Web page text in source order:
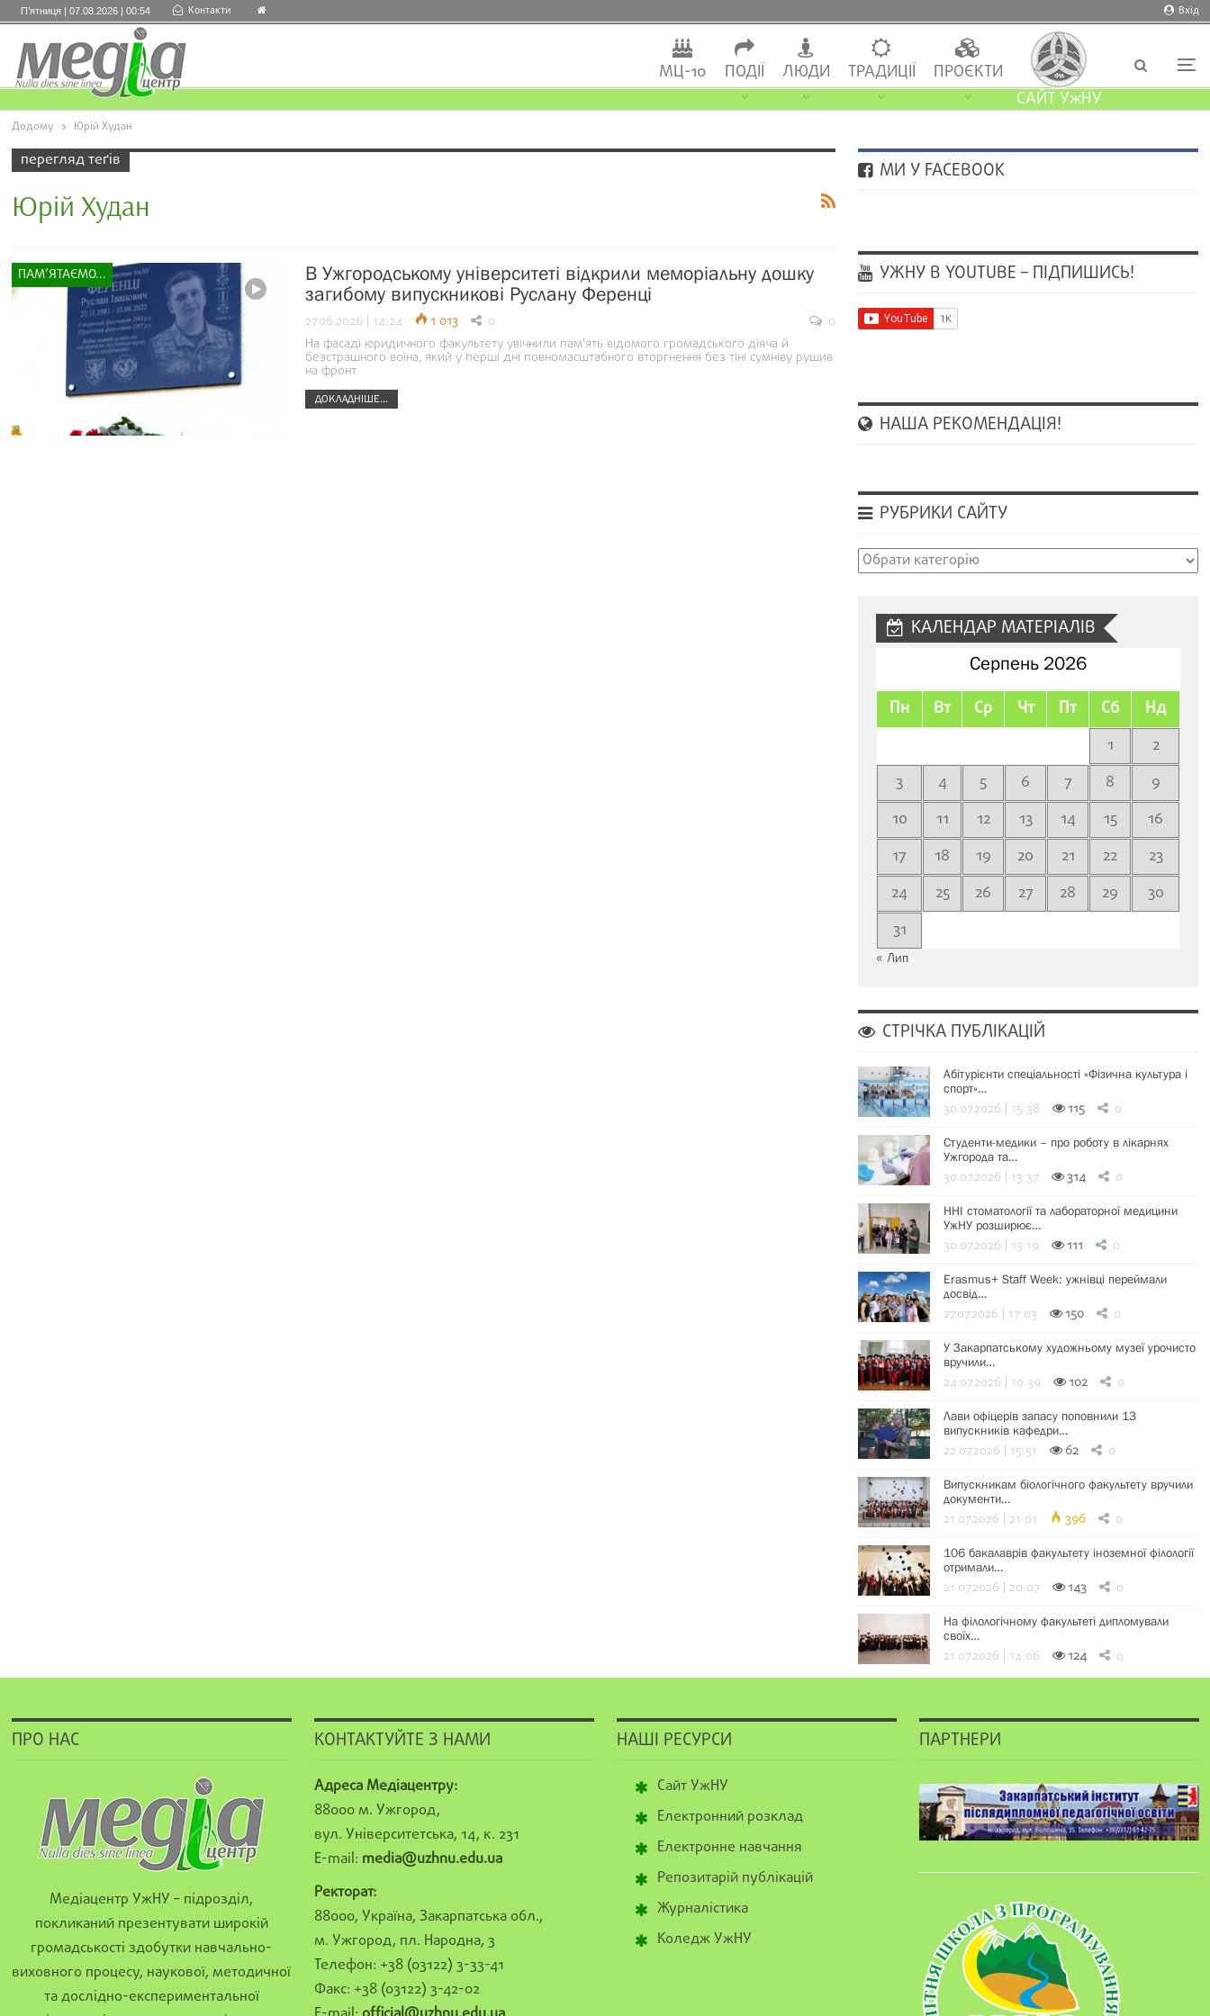
Вхід
П’ятниця | 07.08.2026 | 00:54 Контакти
МЦ-10 ПОДІЇ ЛЮДИ ТРАДИЦІЇ
ПРОЄКТИ
САЙТ УжНУ
Додому Юрій Худан
перегляд теґів
Юрій Худан
ПАМ’ЯТАЄМО...
В Ужгородському університеті відкрили меморіальну дошку
загибому випускникові Руслану Ференці
27.06.2026 | 14:24 1 013 0
0
На фасаді юридичного факультету увічнили пам'ять відомого громадського діяча й
безстрашного воїна, який у перші дні повномасштабного вторгнення без тіні сумніву рушив
на фронт
ДОКЛАДНІШЕ...
МИ У FACEBOOK
УЖНУ В YOUTUBE – ПІДПИШИСЬ!
НАША РЕКОМЕНДАЦІЯ!
РУБРИКИ САЙТУ
Рубрики
КАЛЕНДАР МАТЕРІАЛІВ
Серпень 2026
Пн Вт Ср Чт Пт Сб Нд
1
2
3
4 5 6 7 8
9
10
11 12 13 14 15
16
17
18 19 20 21 22
23
24
25 26 27 28 29
30
31
« Лип
СТРІЧКА ПУБЛІКАЦІЙ
Абітурієнти спеціальності «Фізична культура і
спорт»…
30.07.2026 | 15:38 115 0
Студенти-медики – про роботу в лікарнях
Ужгорода та…
30.07.2026 | 13:37 314 0
ННІ стоматології та лабораторної медицини
УжНУ розширює…
30.07.2026 | 13:19 111 0
Erasmus+ Staff Week: ужнівці переймали
досвід…
27.07.2026 | 17:03 150 0
У Закарпатському художньому музеї урочисто
вручили…
24.07.2026 | 10:39 102 0
Лави офіцерів запасу поповнили 13
випускників кафедри…
22.07.2026 | 15:51 62 0
Випускникам біологічного факультету вручили
документи…
21.07.2026 | 21:01 396 0
106 бакалаврів факультету іноземної філології
отримали…
21.07.2026 | 20:07 143 0
На філологічному факультеті дипломували
своїх…
21.07.2026 | 14:06 124 0
ПРО НАС
Медіацентр УжНУ – підрозділ,
покликаний презентувати широкій
громадськості здобутки навчально-
виховного процесу, наукової, методичної
та дослідно-експериментальної
КОНТАКТУЙТЕ З НАМИ
Адреса Медіацентру:
88000 м. Ужгород,
вул. Університетська, 14, к. 231
E-mail: media@uzhnu.edu.ua
Ректорат:
88000, Україна, Закарпатська обл.,
м. Ужгород, пл. Народна, 3
Телефон: +38 (03122) 3-33-41
Факс: +38 (03122) 3-42-02
НАШІ РЕСУРСИ
Сайт УжНУ
Електронний розклад
Електронне навчання
Репозитарій публікацій
Журналістика
Коледж УжНУ
ПАРТНЕРИ